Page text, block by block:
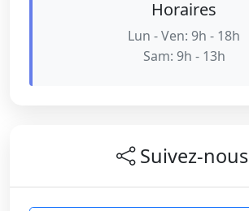
Horaires
Lun - Ven: 9h - 18h
Sam: 9h - 13h
Suivez-nous